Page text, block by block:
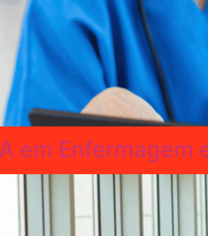
em Enfermagem